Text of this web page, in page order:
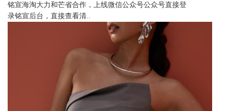
铭宣海淘大力和芒省合作，上线微信公众号公众号直接登
录铭宣后台，直接查看清..